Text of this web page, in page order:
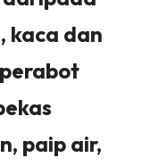
kaca dan
paip air,